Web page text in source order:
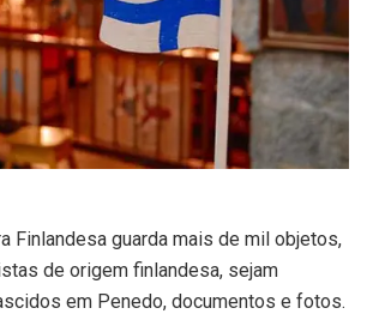
Finlandesa guarda mais de mil objetos,
de origem finlandesa, sejam
em Penedo, documentos e fotos.